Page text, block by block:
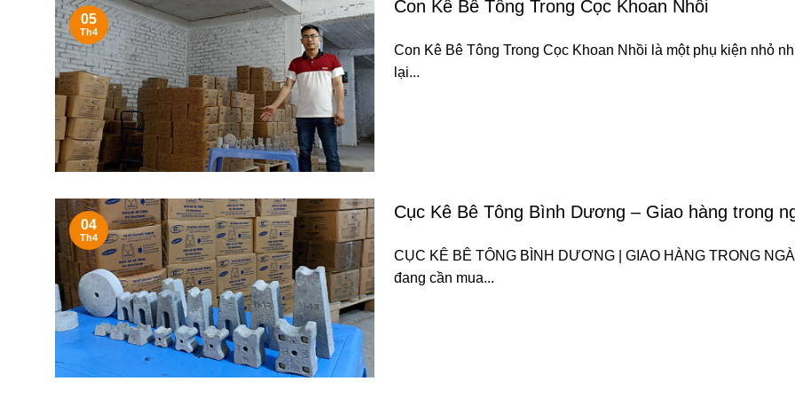
Con Kê Bê Tông Trong Cọc Khoan Nhồi
Con Kê Bê Tông Trong Cọc Khoan Nhồi là một phụ kiện nhỏ
lại...
05
Th4
Cục Kê Bê Tông Bình Dương – Giao hàng trong
CỤC KÊ BÊ TÔNG BÌNH DƯƠNG | GIAO HÀNG TRONG
đang cần mua...
04
Th4